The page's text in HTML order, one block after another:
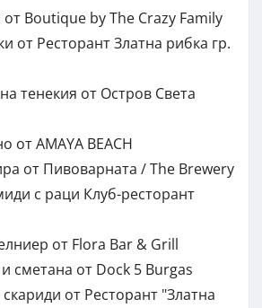
Boutique by The Crazy Family
от Pесторант Златна рибка гр.
тенекия от Остров Света
от AMAYA BEACH
от Пивоварната / The Brewery
с раци Клуб-ресторант
от Flora Bar & Grill
сметана от Dock 5 Burgas
от Ресторант "Златна